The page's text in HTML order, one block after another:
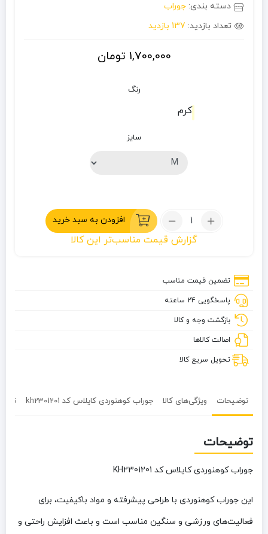
دسته بندی: جوراب
تعداد بازدید: 137 بازدید
1,700,000 تومان
رنگ
کرم
سایز
تعداد:
کوهنوردی
kh2301201
افزودن به سبد خرید
گزارش قیمت مناسب‌تر این کالا
تضمین قیمت مناسب
پاسخگویی 24 ساعته
بازگشت وجه و کالا
اصالت کالاها
تحویل سریع کالا
توضیحات ویژگی‌های کالا جوراب کوهنوردی کایلاس کد kh2301201
توضیحات
جوراب کوهنوردی کایلاس کد KH2301201
این جوراب کوهنوردی با طراحی پیشرفته و مواد باکیفیت، برای
فعالیت‌های ورزشی و سنگین مناسب است و باعث افزایش راحتی و